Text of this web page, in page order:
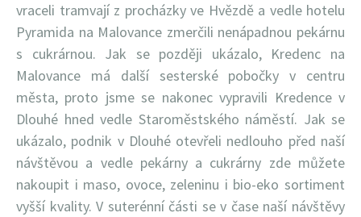
vraceli tramvají z procházky ve Hvězdě a vedle hotelu
Pyramida na Malovance zmerčili nenápadnou pekárnu
s cukrárnou. Jak se později ukázalo, Kredenc na
Malovance má další sesterské pobočky v centru
města, proto jsme se nakonec vypravili Kredence v
Dlouhé hned vedle Staroměstského náměstí. Jak se
ukázalo, podnik v Dlouhé otevřeli nedlouho před naší
návštěvou a vedle pekárny a cukrárny zde můžete
nakoupit i maso, ovoce, zeleninu i bio-eko sortiment
vyšší kvality. V suterénní části se v čase naší návštěvy